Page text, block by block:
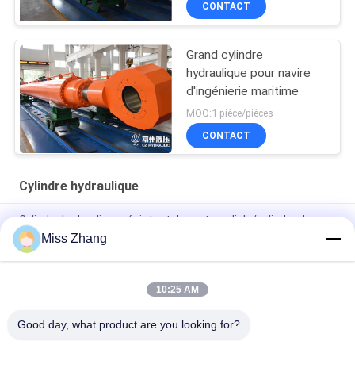
CONTACT
Grand cylindre
hydraulique pour navire
d'ingénierie maritime
MOQ:1 pièce/pièces
CONTACT
Cylindre hydraulique
Cylindre hydraulique résistant de porte radiale/cylindre de
grue pour l'industrie pétrolière
Type de l'acier inoxydable QPPY-D de cylindre hydraulique
Miss Zhang
10:25 AM
Good day, what product are you looking for?